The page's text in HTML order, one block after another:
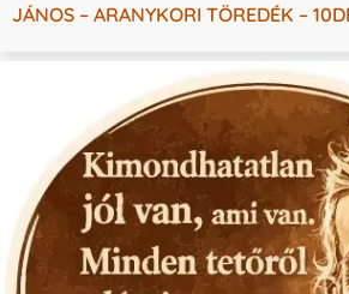
JÁNOS – ARANYKORI TÖREDÉK –